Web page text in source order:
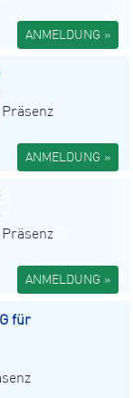
ANMELDUNG »
Präsenz
ANMELDUNG »
Präsenz
ANMELDUNG »
für